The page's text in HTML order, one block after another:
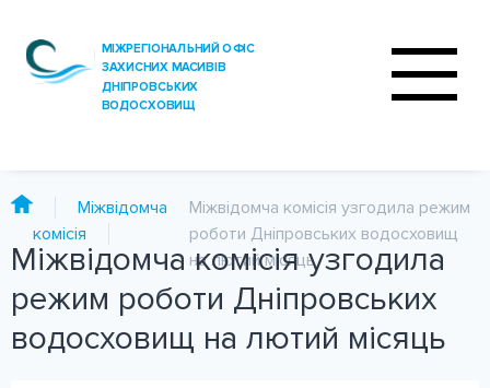
ПРО ОФІС
ДІЯЛЬНІСТЬ
Міжвідомча
комісія
Міжвідомча комісія узгодила режим
роботи Дніпровських водосховищ
на лютий місяць
Міжвідомча комісія узгодила
режим роботи Дніпровських
водосховищ на лютий місяць